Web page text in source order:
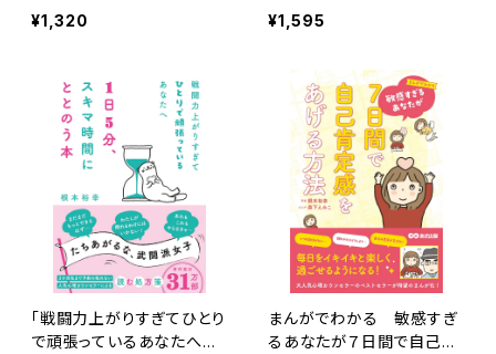
になるセルフケア』（リベラ
ル社）【監修本】
¥1,320
好きになる３０の「ほめ言
葉」』（PHP研究所）
¥1,595
「戦闘力上がりすぎてひとり
で頑張っているあなたへ 1
まんがでわかる 敏感すぎ
るあなたが７日間で自己肯